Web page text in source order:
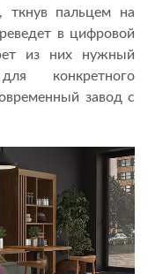
ткнув пальцем на
в цифровой
из них нужный
конкретного
завод с